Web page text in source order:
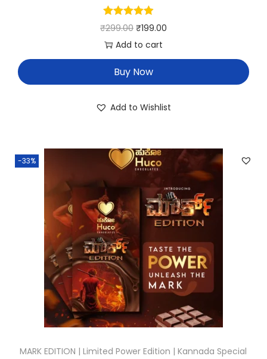
₹299.00 ₹199.00
Add to cart
Buy Now
Add to Wishlist
-33%
MARK EDITION | Limited Power Edition | Kannada Special